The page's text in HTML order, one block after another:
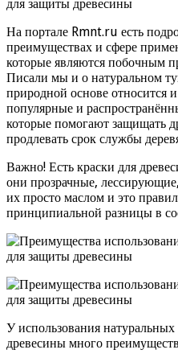
На портале Rmnt.ru есть
преимуществах и сфере
которые являются побочным
Писали мы и о натуральном
природной основе относится
популярные и
которые помогают защищать
продлевать срок службы
Важно! Есть краски для
они прозрачные,
их просто маслом и это
принципиальной разницы в
У использования
древесины много